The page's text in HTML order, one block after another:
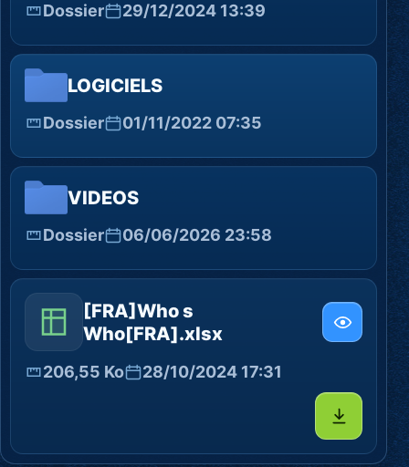
Dossier 29/12/2024 13:39
LOGICIELS
Dossier 01/11/2022 07:35
VIDEOS
Dossier 06/06/2026 23:58
[FRA]Who s
Who[FRA].xlsx
206,55 Ko 28/10/2024 17:31